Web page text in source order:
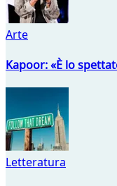
Arte
Kapoor: «È lo
Letteratura